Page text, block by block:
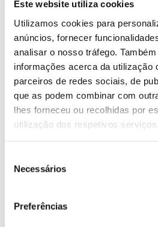
Este website utiliza cookies
Utilizamos cookies para
anúncios, fornecer
analisar o nosso tráfego.
informações acerca da utilização
parceiros de redes sociais, de
que as podem combinar com
lhes forneceu ou recolhidas por
utilização dos respetivos serviços.
Necessários
Preferências
ecossistemas.
Saiba mais
13.07.2026
Genoma do priolo e de outras
conhecer para conservar
Registar galhas de Trichi em